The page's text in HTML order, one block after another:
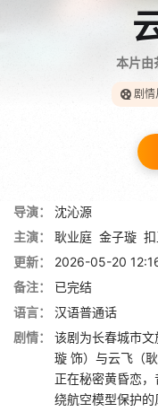
本片
剧情
导演：
沈沁源
主演：
耿业庭 金子璇
更新：
2026-05-20
备注：
已完结
语言：
汉语普通话
剧情：
该剧为长春城市
璇 饰）与云飞（
正在秘密黄昏恋
绕航空模型保护